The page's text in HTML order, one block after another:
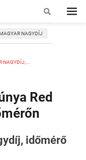
NAGYDÍJ
NAGYDÍJ,...
Red
időmérő